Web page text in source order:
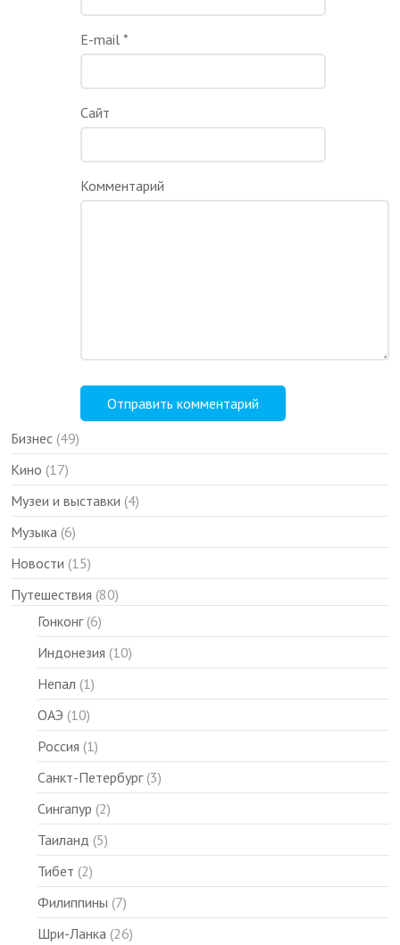
E-mail*
Сайт
Комментарий
Бизнес (49)
Кино (17)
Музеи и выставки (4)
Музыка (6)
Новости (15)
Путешествия (80)
Гонконг(6)
Индонезия (10)
Непал (1)
ОАЭ (10)
Россия (1)
Санкт-Петербург(3)
Сингапур (2)
Таиланд (5)
Тибет (2)
Филиппины (7)
Шри-Ланка (26)